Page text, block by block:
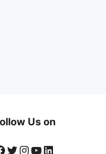
Us on
Twitter
Instagram
YouTube
LinkedIn